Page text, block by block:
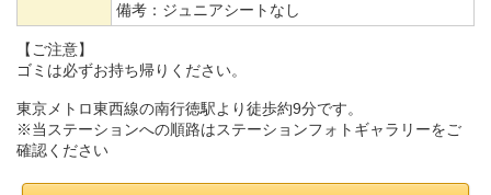
備考： ジュニアシートなし
【ご注意】
ゴミは必ずお持ち帰りください。
東京メトロ東西線の南行徳駅より徒歩約9分です。
※当ステーションへの順路はステーションフォトギャラリーをご
確認ください